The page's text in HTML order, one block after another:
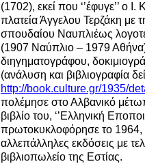
(1702), εκεί που ‘’έφυγε’’ ο
πλατεία Άγγελου Τερζάκη με
σπουδαίου Ναυπλιέως
(1907 Ναύπλιο – 1979
διηγηματογράφου,
(ανάλυση και βιβλιογραφία
http://book.culture.gr/1935/
πολέμησε στο Αλβανικό
βιβλίο του, ‘’Ελληνική
πρωτοκυκλοφόρησε το 1964,
αλλεπάλληλες εκδόσεις με
βιβλιοπωλείο της Εστίας.